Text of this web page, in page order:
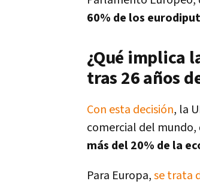
60% de los
¿Qué implica
tras 26 años
Con esta decisión, la
comercial del mundo,
más del 20% de la
Para Europa,se trata